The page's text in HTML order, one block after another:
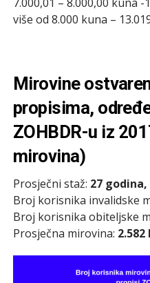
više od 8.000 kuna –
Mirovine
propisima,
ZOHBDR-u iz
mirovina)
Prosječni staž: 27
Broj korisnika invalidske
Broj korisnika obiteljske
Prosječna mirovina: 2.582